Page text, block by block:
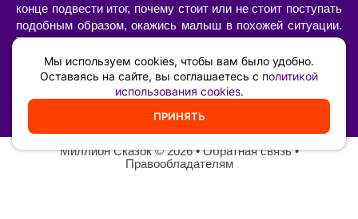
конце подвести итог, почему стоит или не стоит поступать
подобным образом, окажись малыш в похожей ситуации.
Такой «разбор» очень интересен сам по себе, позволяет
наладить диалог с ребенком, а также он имеет огромную
воспитательную ценность – возможность ненавязчиво,
иногда в игровой форме, указать на самые главные
жизненные принципы и ценности.
Миллион Сказок©️ 2026 •Обратная связь•
Правообладателям
Мы используем cookies, чтобы вам было удобно.
Оставаясь на сайте, вы соглашаетесь с политикой
использования cookies.
ПРИНЯТЬ